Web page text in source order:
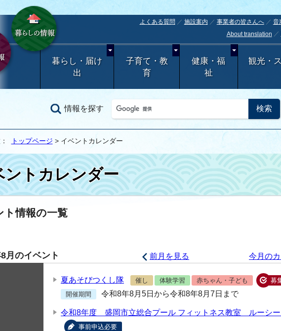
よくある質問 施設案内 事業者の皆さんへ 音
About translation
暮らし・届け
出
子育て・教
育
健康・福
祉
観光・
情報を探す
トップページ > イベントカレンダー
ントカレンダー
ト情報の一覧
前月を見る 今月の
月のイベント
夏あそびつくし隊 催し 体験学習 赤ちゃん・子ども
募
開催期間
令和8年8月5日から令和8年8月7日まで
令和8年度 盛岡市立総合プール フィットネス教室 ルーシー
事前申込必要